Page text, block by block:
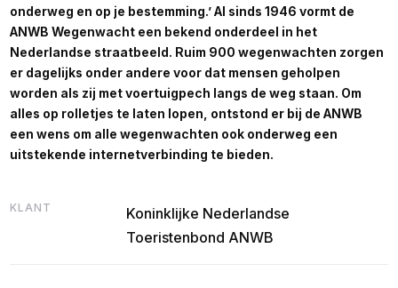
onderweg en op je bestemming.’ Al sinds 1946 vormt de
ANWB Wegenwacht een bekend onderdeel in het
Nederlandse straatbeeld. Ruim 900 wegenwachten zorgen
er dagelijks onder andere voor dat mensen geholpen
worden als zij met voertuigpech langs de weg staan. Om
alles op rolletjes te laten lopen, ontstond er bij de ANWB
een wens om alle wegenwachten ook onderweg een
uitstekende internetverbinding te bieden.
KLANT
Koninklijke Nederlandse
Toeristenbond ANWB